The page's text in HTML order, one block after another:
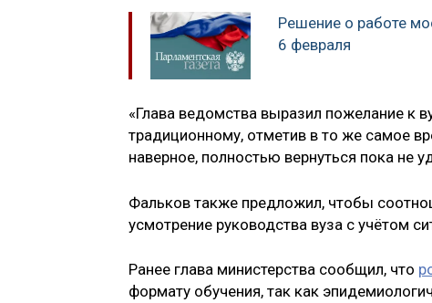
Решение о работе
6 февраля
«Глава ведомства выразил пожелание к
традиционному, отметив в то же самое
наверное, полностью вернуться пока не
Фальков также предложил, чтобы
усмотрение руководства вуза с учётом
Ранее глава министерства сообщил, что
формату обучения, так как